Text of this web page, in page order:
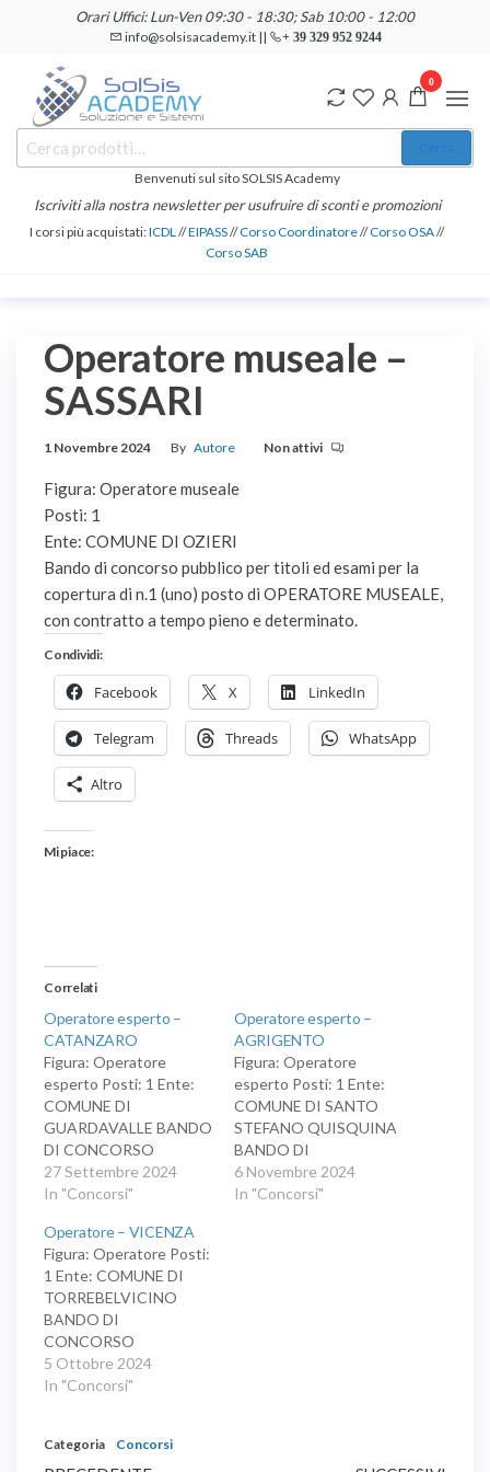
contenuto
Orari Uffici: Lun-Ven 09:30 - 18:30; Sab 10:00 - 12:00
info@solsisacademy.it || + 39 329 952 9244
SOLSIS
Academy
Corsi e
Certificazioni
Linguistiche
Benvenuti sul sito SOLSIS Academy
Iscriviti alla nostra newsletter per usufruire di sconti e promozioni
I corsi più acquistati:ICDL//EIPASS//Corso Coordinatore//Corso OSA//
Corso SAB
0
Operatore museale –
SASSARI
1 Novembre 2024 By Autore Non attivi
Figura: Operatore museale
Posti: 1
Ente: COMUNE DI OZIERI
Bando di concorso pubblico per titoli ed esami per la
copertura di n.1 (uno) posto di OPERATORE MUSEALE,
con contratto a tempo pieno e determinato.
Condividi:
Facebook X LinkedIn
Telegram Threads WhatsApp
Altro
Mi piace:
Correlati
Operatore esperto –
CATANZARO
Figura: Operatore
esperto Posti: 1 Ente:
COMUNE DI
GUARDAVALLE BANDO
DI CONCORSO
PUBBLICO PER TITOLI
ED ESAMI PER LA
POSTO A TEMPO
INDETERMINATO E
PIENO DI
“OPERATORE
ESPERTO - SERVIZI
IDRAULICI –
ELETTRICI -
INFORMATICI” - AREA
ASSEGNARE ALL’AREA
27 Settembre 2024
In "Concorsi"
Operatore esperto –
AGRIGENTO
Figura: Operatore
esperto Posti: 1 Ente:
COMUNE DI SANTO
STEFANO QUISQUINA
BANDO DI
CONCORSO
PUBBLICO PER TITOLI
6 Novembre 2024
In "Concorsi"
Operatore – VICENZA
Figura: Operatore Posti:
1 Ente: COMUNE DI
TORREBELVICINO
BANDO DI
CONCORSO
PUBBLICO PER SOLI
ESAMI PER LA
OPERATORE ESPERTO
5 Ottobre 2024
In "Concorsi"
Categoria Concorsi